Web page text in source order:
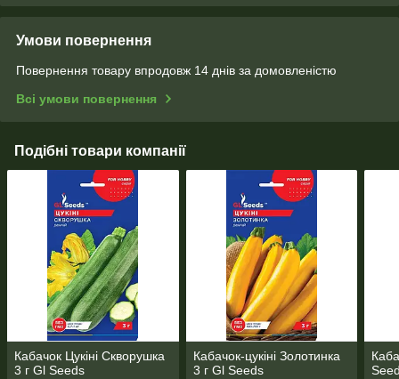
Умови повернення
Повернення товару впродовж 14 днів за домовленістю
Всі умови повернення
Подібні товари компанії
Кабачок Цукіні Скворушка
3 г Gl Seeds
Кабачок-цукіні Золотинка
3 г Gl Seeds